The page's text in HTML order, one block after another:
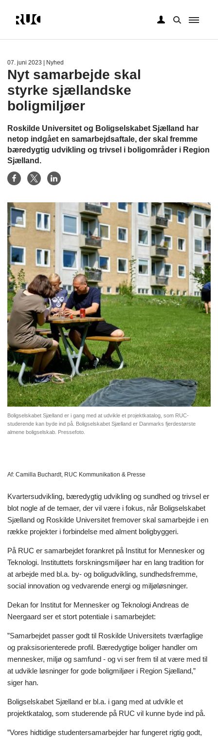
07. juni 2023 | Nyhed
Nyt samarbejde skal
styrke sjællandske
boligmiljøer
Roskilde Universitet og Boligselskabet Sjælland har
netop indgået en samarbejdsaftale, der skal fremme
bæredygtig udvikling og trivsel i boligområder i Region
Sjælland.
Boligselskabet Sjælland er i gang med at udvikle et projektkatalog, som RUC-
studerende kan byde ind på. Boligselskabet Sjælland er Danmarks fjerdestørste
almene boligselskab. Pressefoto.
Af: Camilla Buchardt, RUC Kommunikation & Presse
Kvartersudvikling, bæredygtig udvikling og sundhed og trivsel er
blot nogle af de temaer, der vil være i fokus, når Boligselskabet
Sjælland og Roskilde Universitet fremover skal samarbejde i en
række projekter i forbindelse med alment boligbyggeri.
På RUC er samarbejdet forankret på Institut for Mennesker og
Teknologi. Instituttets forskningsmiljøer har en lang tradition for
at arbejde med bl.a. by- og boligudvikling, sundhedsfremme,
social innovation og vedvarende energi og miljøløsninger.
Dekan for Institut for Mennesker og Teknologi Andreas de
Neergaard ser et stort potentiale i samarbejdet:
”Samarbejdet passer godt til Roskilde Universitets tværfaglige
og praksisorienterede profil. Bæredygtige boliger handler om
mennesker, miljø og samfund - og vi ser frem til at være med til
at udvikle løsninger for gode boligmiljøer i Region Sjælland,”
siger han.
Boligselskabet Sjælland er bl.a. i gang med at udvikle et
projektkatalog, som studerende på RUC vil kunne byde ind på.
”Vores hidtidige studentersamarbejder har fungeret rigtig godt,